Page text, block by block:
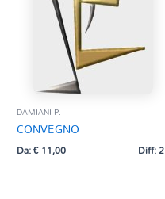
DAMIANI P.
CONVEGNO
Da:€11,00 Diff: 2